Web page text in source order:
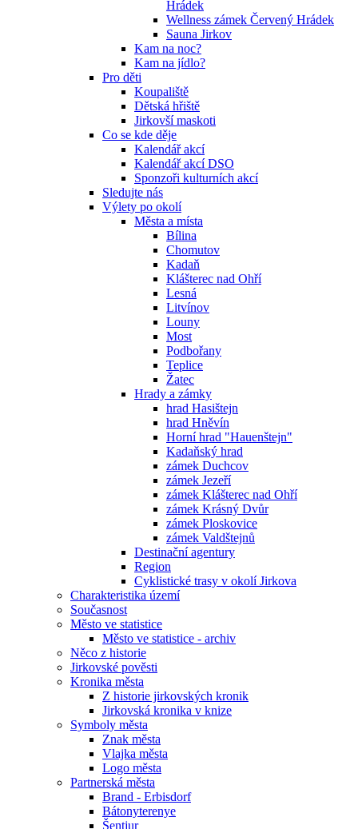
Hrádek
Wellness zámek Červený Hrádek
Sauna Jirkov
Kam na noc?
Kam na jídlo?
Pro děti
Koupaliště
Dětská hřiště
Jirkovší maskoti
Co se kde děje
Kalendář akcí
Kalendář akcí DSO
Sponzoři kulturních akcí
Sledujte nás
Výlety po okolí
Města a místa
Bílina
Chomutov
Kadaň
Klášterec nad Ohří
Lesná
Litvínov
Louny
Most
Podbořany
Teplice
Žatec
Hrady a zámky
hrad Hasištejn
hrad Hněvín
Horní hrad "Hauenštejn"
Kadaňský hrad
zámek Duchcov
zámek Jezeří
zámek Klášterec nad Ohří
zámek Krásný Dvůr
zámek Ploskovice
zámek Valdštejnů
Destinační agentury
Region
Cyklistické trasy v okolí Jirkova
Charakteristika území
Současnost
Město ve statistice
Město ve statistice - archiv
Něco z historie
Jirkovské pověsti
Kronika města
Z historie jirkovských kronik
Jirkovská kronika v knize
Symboly města
Znak města
Vlajka města
Logo města
Partnerská města
Brand - Erbisdorf
Bátonyterenye
Šentjur